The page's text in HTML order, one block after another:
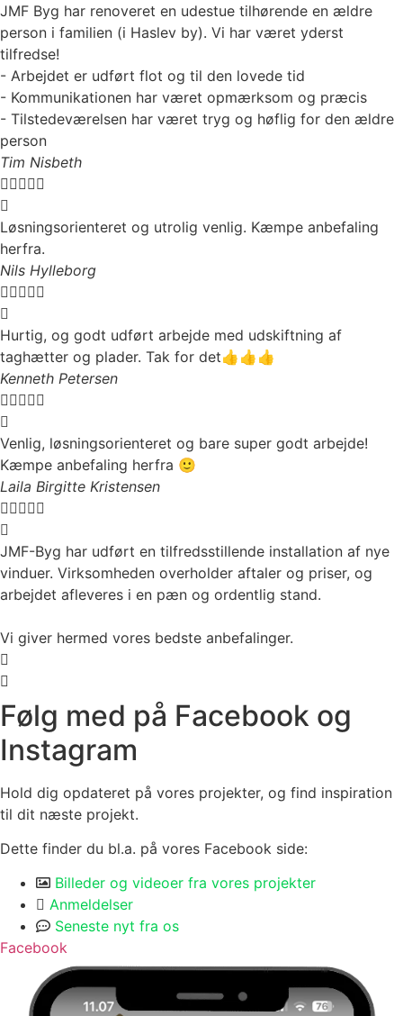
JMF Byg har renoveret en udestue tilhørende en ældre
person i familien (i Haslev by). Vi har været yderst
tilfredse!
- Arbejdet er udført flot og til den lovede tid
- Kommunikationen har været opmærksom og præcis
- Tilstedeværelsen har været tryg og høflig for den ældre
person
Tim Nisbeth

Løsningsorienteret og utrolig venlig. Kæmpe anbefaling
herfra.
Nils Hylleborg

Hurtig, og godt udført arbejde med udskiftning af
taghætter og plader. Tak for det👍👍👍
Kenneth Petersen

Venlig, løsningsorienteret og bare super godt arbejde!
Kæmpe anbefaling herfra 🙂
Laila Birgitte Kristensen

JMF-Byg har udført en tilfredsstillende installation af nye
vinduer. Virksomheden overholder aftaler og priser, og
arbejdet afleveres i en pæn og ordentlig stand.
Vi giver hermed vores bedste anbefalinger.
Følg med på Facebook og
Instagram
Hold dig opdateret på vores projekter, og find inspiration
til dit næste projekt.
Dette finder du bl.a. på vores Facebook side:
Billeder og videoer fra vores projekter
Anmeldelser
Seneste nyt fra os
Facebook